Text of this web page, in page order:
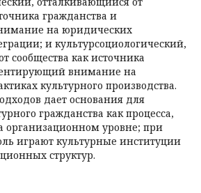
гражданства и
на юридических
и культурсоциологический,
сообщества как источника
внимание на
культурного производства.
дает основания для
гражданства как процесса,
организационном уровне; при
играют культурные институции
структур.